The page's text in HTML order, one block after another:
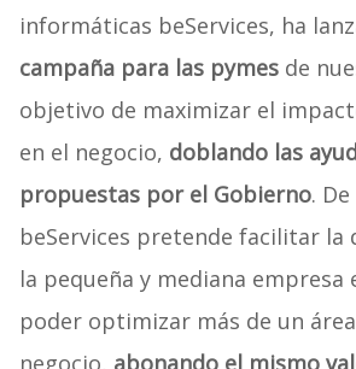
informáticas beServices, ha
campaña para las pymesde
objetivo de maximizar el
en el negocio, doblando las
propuestas por el Gobierno.
beServices pretende facilitar la
la pequeña y mediana empresa
poder optimizar más de un